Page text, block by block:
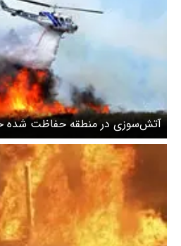
آتش‌سوزی در منطقه حفاظت شده
درخواست اعزام بالگرد آب‌پاش